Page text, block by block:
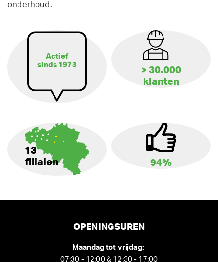
onderhoud.
Actief
sinds 1973
> 30.000
klanten
13
filialen
94%
OPENINGSUREN
Maandag tot vrijdag:
07:30 - 12:00 & 12:30 - 17:00